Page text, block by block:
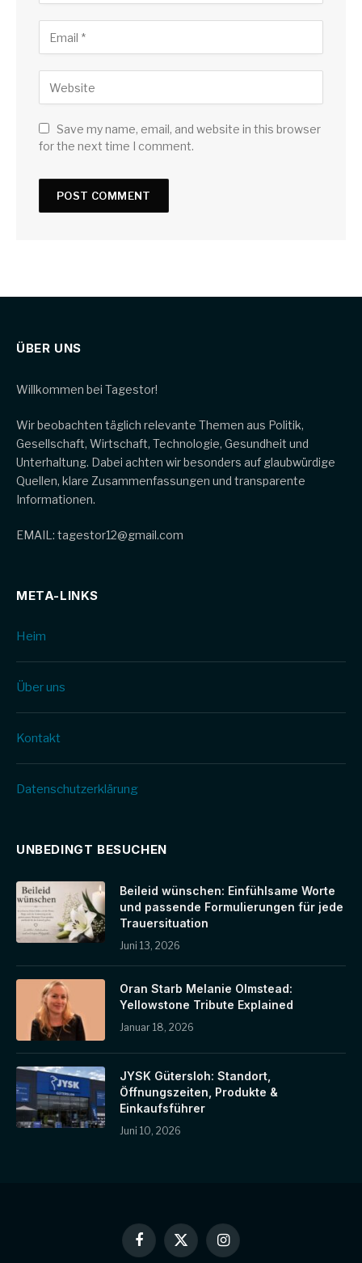
Save my name, email, and website in this browser
for the next time I comment.
ÜBER UNS
Willkommen bei Tagestor!
Wir beobachten täglich relevante Themen aus Politik,
Gesellschaft, Wirtschaft, Technologie, Gesundheit und
Unterhaltung. Dabei achten wir besonders auf glaubwürdige
Quellen, klare Zusammenfassungen und transparente
Informationen.
EMAIL: tagestor12@gmail.com
META-LINKS
Heim
Über uns
Kontakt
Datenschutz­erklärung
UNBEDINGT BESUCHEN
Beileid wünschen: Einfühlsame Worte
und passende Formulierungen für jede
Trauersituation
Juni 13, 2026
Oran Starb Melanie Olmstead:
Yellowstone Tribute Explained
Januar 18, 2026
JYSK Gütersloh: Standort,
Öffnungszeiten, Produkte &
Einkaufsführer
Juni 10, 2026
Facebook
X
Instagram